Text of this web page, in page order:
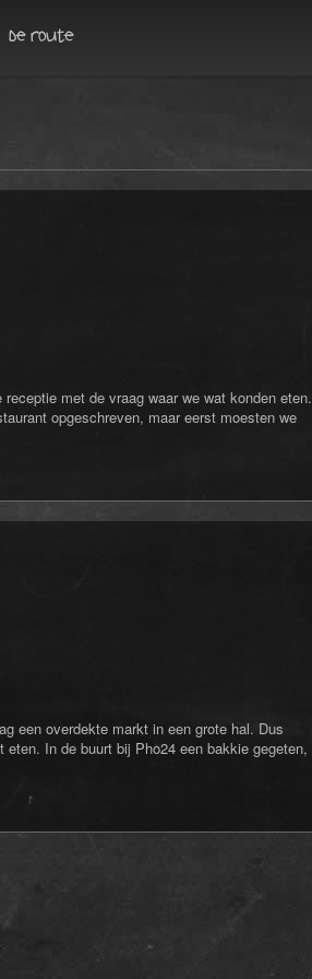
De route
met de vraag waar we wat konden eten.
opgeschreven, maar eerst moesten we
een overdekte markt in een grote hal. Dus
In de buurt bij Pho24 een bakkie gegeten,